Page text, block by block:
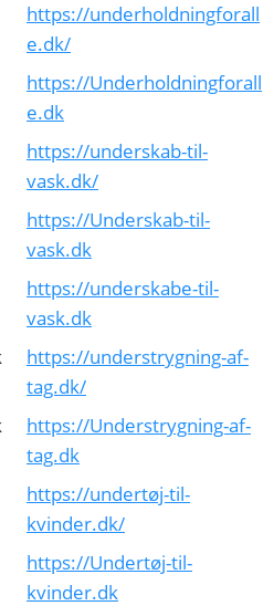
https://underholdningforall
e.dk/
https://Underholdningforall
e.dk
https://underskab-til-
vask.dk/
https://Underskab-til-
vask.dk
https://underskabe-til-
vask.dk
https://understrygning-af-
tag.dk/
https://Understrygning-af-
tag.dk
https://undertøj-til-
kvinder.dk/
https://Undertøj-til-
kvinder.dk